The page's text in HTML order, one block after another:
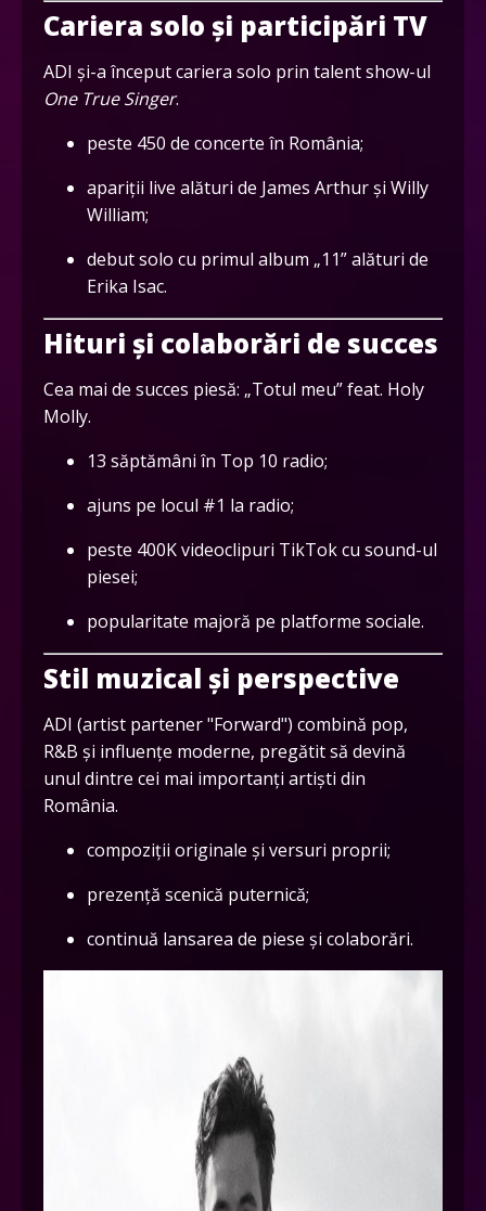
Cariera solo și participări TV
ADI și-a început cariera solo prin talent show-ul
One True Singer.
peste 450 de concerte în România;
apariții live alături de James Arthur și Willy
William;
debut solo cu primul album „11” alături de
Erika Isac.
Hituri și colaborări de succes
Cea mai de succes piesă: „Totul meu” feat. Holy
Molly.
13 săptămâni în Top 10 radio;
ajuns pe locul #1 la radio;
peste 400K videoclipuri TikTok cu sound-ul
piesei;
popularitate majoră pe platforme sociale.
Stil muzical și perspective
ADI (artist partener "Forward") combină pop,
R&B și influențe moderne, pregătit să devină
unul dintre cei mai importanți artiști din
România.
compoziții originale și versuri proprii;
prezență scenică puternică;
continuă lansarea de piese și colaborări.